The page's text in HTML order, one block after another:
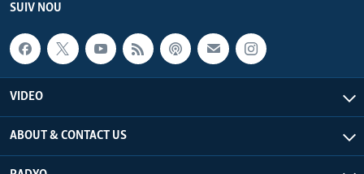
SUIV NOU
VIDEO
ABOUT & CONTACT US